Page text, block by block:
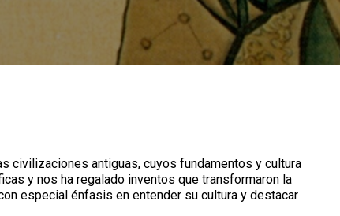
civilizaciones antiguas, cuyos fundamentos y cultura
y nos ha regalado inventos que transformaron la
especial énfasis en entender su cultura y destacar